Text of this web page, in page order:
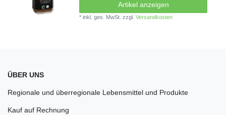
Artikel anzeigen
*inkl. ges. MwSt. zzgl.Versandkosten
ÜBER UNS
Regionale und überregionale Lebensmittel und Produkte
Kauf auf Rechnung